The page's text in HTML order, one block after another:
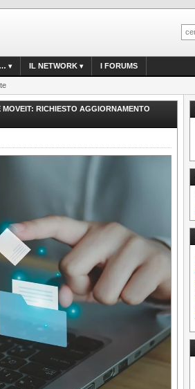
IL NETWORK I FORUMS
RICHIESTO AGGIORNAMENTO